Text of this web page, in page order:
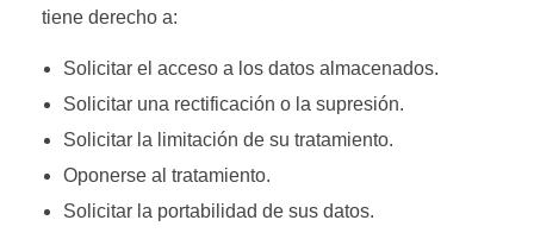
tiene derecho a:
Solicitar el acceso a los datos almacenados.
Solicitar una rectificación o la supresión.
Solicitar la limitación de su tratamiento.
Oponerse al tratamiento.
Solicitar la portabilidad de sus datos.